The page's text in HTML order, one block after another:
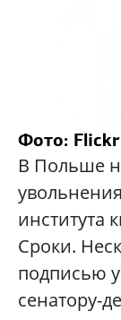
Фото:
В Польше
института
Сроки.
подписью
сенатору-